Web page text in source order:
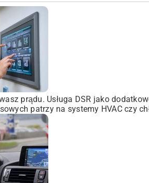
prądu. Usługa DSR jako
patrzy na systemy HVAC czy